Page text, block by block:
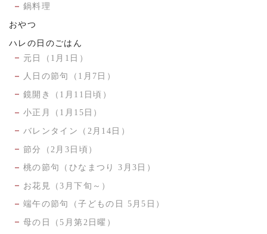
鍋料理
おやつ
ハレの日のごはん
元日（1月1日）
人日の節句（1月7日）
鏡開き（1月11日頃）
小正月（1月15日）
バレンタイン（2月14日）
節分（2月3日頃）
桃の節句（ひなまつり 3月3日）
お花見（3月下旬～）
端午の節句（子どもの日 5月5日）
母の日（5月第2日曜）